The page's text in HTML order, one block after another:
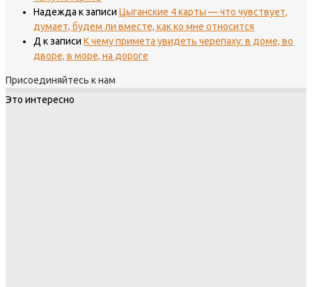
Надежда к записи Цыганские 4 карты — что чувствует,
думает, будем ли вместе, как ко мне относится
Д к записи К чему примета увидеть черепаху: в доме, во
дворе, в море, на дороге
Присоединяйтесь к нам
Это интересно